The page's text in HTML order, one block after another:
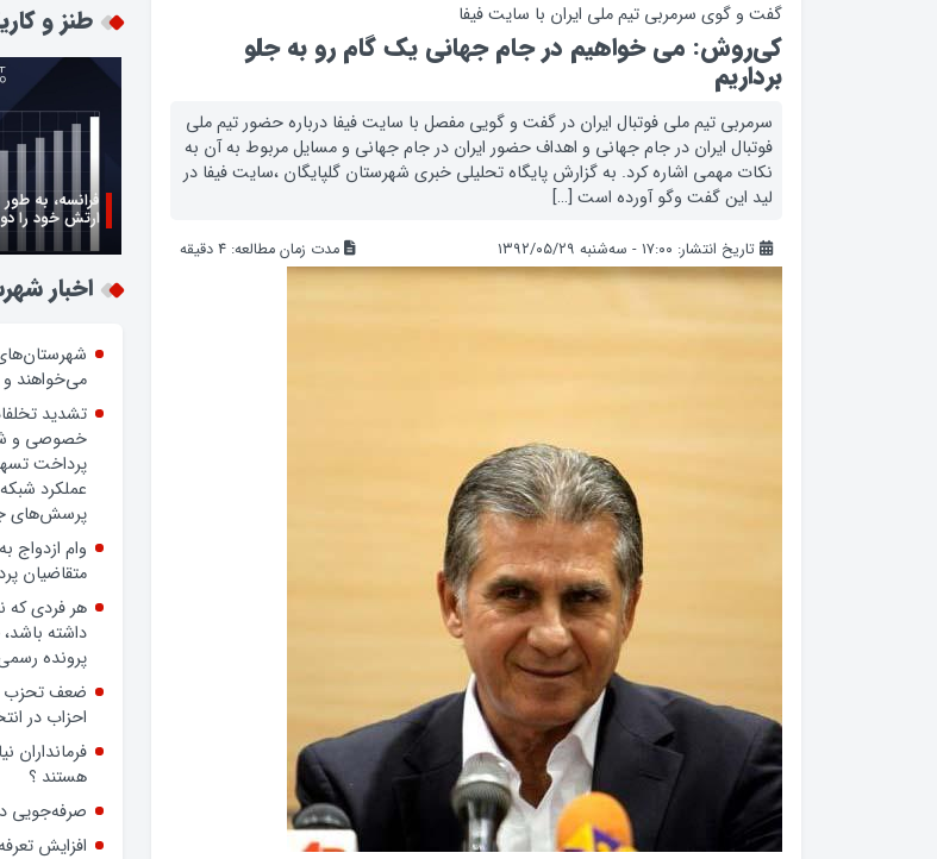
گفت و گوی سرمربی تیم ملی ایران با سایت فیفا
کی‌روش: می خواهیم در جام جهانی یک گام رو به جلو
برداریم
سرمربی تیم ملی فوتبال ایران در گفت و گویی مفصل با سایت فیفا درباره حضور تیم ملی
فوتبال ایران در جام جهانی و اهداف حضور ایران در جام جهانی و مسایل مربوط به آن به
نکات مهمی اشاره کرد. به گزارش پایگاه تحلیلی خبری شهرستان گلپایگان ،سایت فیفا در
لید این گفت وگو آورده است […]
تاریخ انتشار: ۱۷:۰۰ - سه‌شنبه ۱۳۹۲/۰۵/۲۹ مدت زمان مطالعه: 4 دقیقه
طنز و
فرانسه، به
ارتش خود را دو
زن اگر خوب
روز زن مبارک
اخبار
می‌خواهند و
تشدید
خصوصی و
پرداخت
عملکرد
پرسش‌های
متقاضیان
هر فردی که
داشته
پرونده
ضعف تحزب
احزاب در
فرمانداران
هستند ؟